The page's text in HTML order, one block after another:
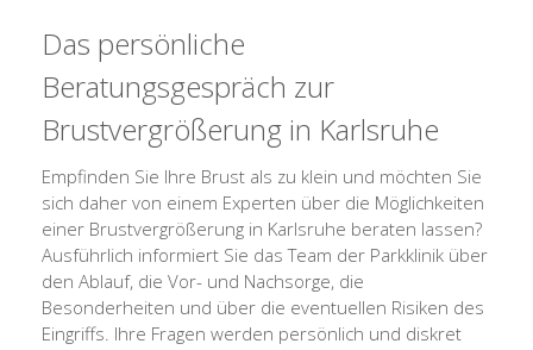
Das persönliche
Beratungsgespräch zur
Brustvergrößerung in Karlsruhe
Empfinden Sie Ihre Brust als zu klein und möchten Sie
sich daher von einem Experten über die Möglichkeiten
einer Brustvergrößerung in Karlsruhe beraten lassen?
Ausführlich informiert Sie das Team der Parkklinik über
den Ablauf, die Vor- und Nachsorge, die
Besonderheiten und über die eventuellen Risiken des
Eingriffs. Ihre Fragen werden persönlich und diskret